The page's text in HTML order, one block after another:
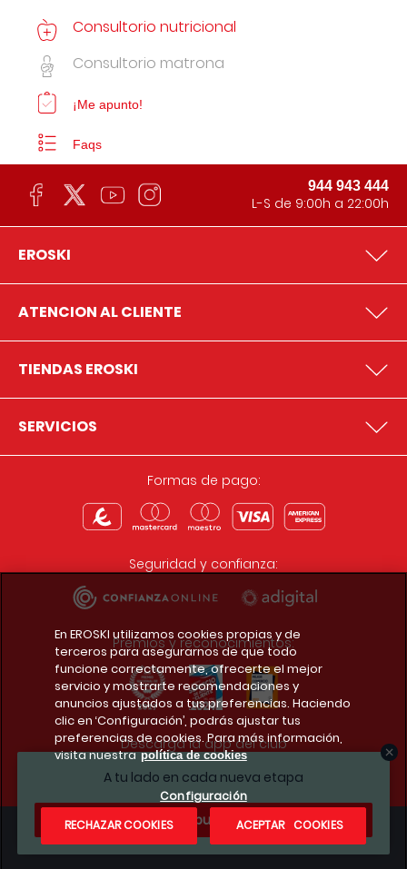
A tu lado en cada nueva etapa
¿Te apuntas?
Consultorio nutricional
Consultorio matrona
¡Me apunto!
Faqs
944 943 444
L-S de 9:00h a 22:00h
EROSKI
ATENCION AL CLIENTE
TIENDAS EROSKI
SERVICIOS
Formas de pago:
Seguridad y confianza:
Premios y reconocimientos:
Descarga la app del club
Condiciones legales
En EROSKI utilizamos cookies propias y de
terceros para asegurarnos de que todo
funcione correctamente, ofrecerte el mejor
servicio y mostrarte recomendaciones y
anuncios ajustados a tus preferencias. Haciendo
clic en ‘Configuración’, podrás ajustar tus
preferencias de cookies. Para más información,
visita nuestra política de cookies
Configuración
RECHAZAR COOKIES
ACEPTAR COOKIES